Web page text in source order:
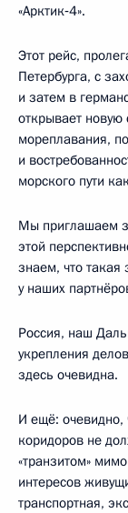
«Арктик‑4».
Этот рейс,
Петербурга, с
и затем в
открывает новую
мореплавания,
и
морского пути
Мы приглашаем
этой
знаем, что такая
у наших
Россия, наш
укрепления
здесь очевидна.
И ещё: очевидно,
коридоров не
«транзитом»
интересов
транспортная,